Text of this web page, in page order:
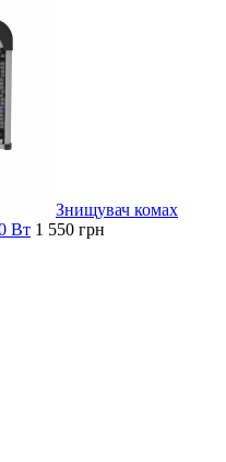
Знищувач комах
Вт 1 550 грн